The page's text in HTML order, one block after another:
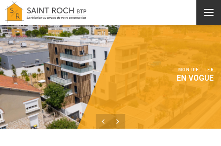
Aller au contenu principal
MONTPELLIER
EN VOGUE